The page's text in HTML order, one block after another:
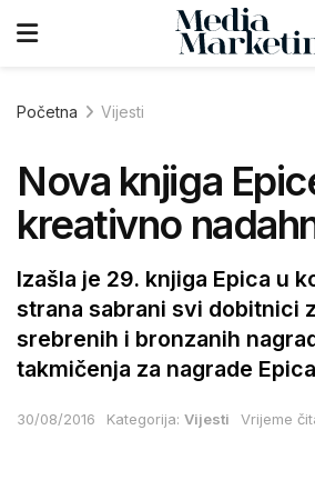
Početna Vijesti
Nova knjiga
kreativno
Izašla je 29. knjiga Epica u
strana sabrani svi dobitnici
srebrenih i bronzanih
takmičenja za nagrade Epica
30/08/2016 Kategorija: Vijesti Vrijeme